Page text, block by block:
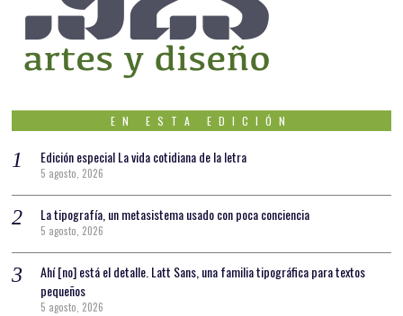
EN ESTA EDICIÓN
Edición especial La vida cotidiana de la letra
5 agosto, 2026
La tipografía, un metasistema usado con poca conciencia
5 agosto, 2026
Ahí [no] está el detalle. Latt Sans, una familia tipográfica para textos
pequeños
5 agosto, 2026